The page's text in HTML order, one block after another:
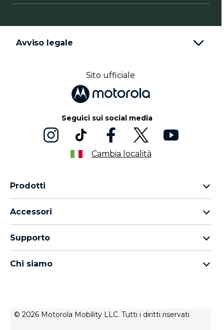
Avviso legale
Sito ufficiale
Seguici sui social media
Cambia località
Prodotti
Famiglia moto g
thinkphone by motorola
Accessori
moto tag
Supporto
Stato di riparazione
Chi siamo
Condizioni di vendita
© 2026 Motorola Mobility LLC. Tutti i diritti riservati